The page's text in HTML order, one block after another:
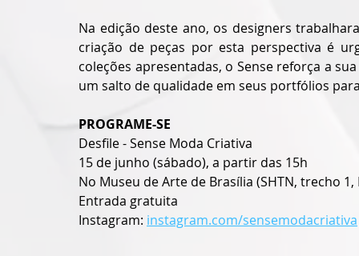
Na edição deste ano, os designers
criação de peças por esta perspectiva é
coleções apresentadas, o Sense reforça a
um salto de qualidade em seus portfólios
PROGRAME-SE
Desfile - Sense Moda Criativa
15 de junho (sábado), a partir das 15h
No Museu de Arte de Brasília (SHTN, trecho
Entrada gratuita
Instagram: instagram.com/sensemodacriativa